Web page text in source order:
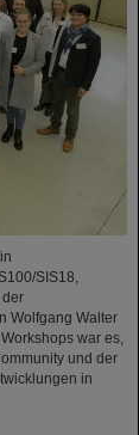
SIS18,
der
Wolfgang Walter
war es,
und der
in